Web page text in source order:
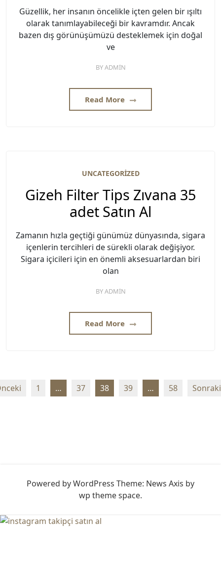
Güzellik, her insanın öncelikle içten gelen bir ışıltı
olarak tanımlayabileceği bir kavramdır. Ancak
bazen dış görünüşümüzü desteklemek için doğal
ve
BYADMIN
Read More
UNCATEGORIZED
Gizeh Filter Tips Zıvana 35
adet Satın Al
Zamanın hızla geçtiği günümüz dünyasında, sigara
içenlerin tercihleri de sürekli olarak değişiyor.
Sigara içicileri için en önemli aksesuarlardan biri
olan
BYADMIN
Read More
Yazı
sayfalaması
1 … 37 38 39 … 58 Sonraki
Powered by WordPress Theme: News Axis by
wp theme space.